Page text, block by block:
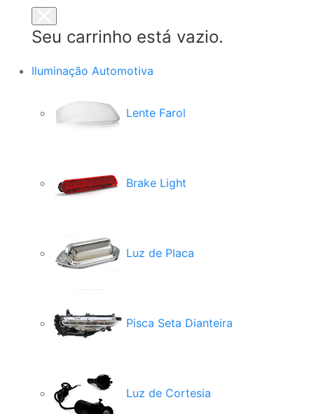
Seu carrinho está vazio.
Iluminação Automotiva
Lente Farol
Brake Light
Luz de Placa
Pisca Seta Dianteira
Luz de Cortesia